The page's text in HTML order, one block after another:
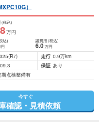
）
(税込)
万円
込)
円
諸費用 (税込)
6.0 万円
(R7) 走行 0.9万km
保証 あり
期点検整備有
今すぐ
確認・見積依頼